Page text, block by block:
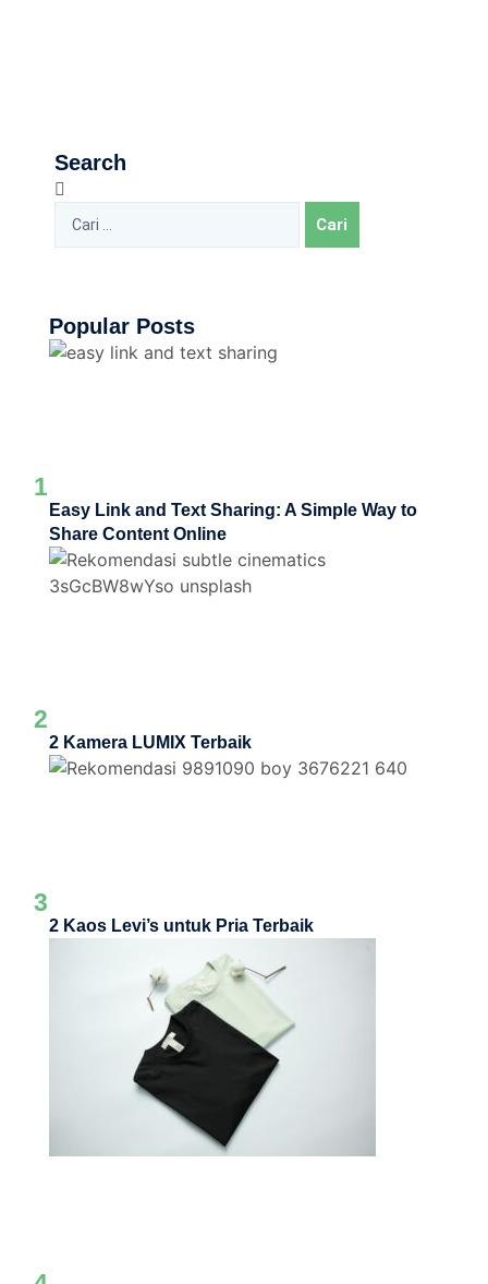
Search
Popular Posts
1
Easy Link and Text Sharing: A Simple Way to
Share Content Online
2
2 Kamera LUMIX Terbaik
3
2 Kaos Levi’s untuk Pria Terbaik